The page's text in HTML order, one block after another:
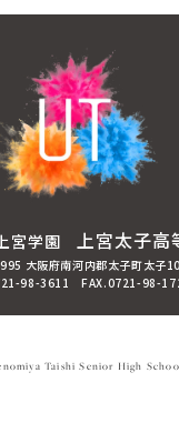
宮学園上宮太子高
大阪府南河内郡太子町太子
98-3611 FAX.0721-98-
Taishi Senior High